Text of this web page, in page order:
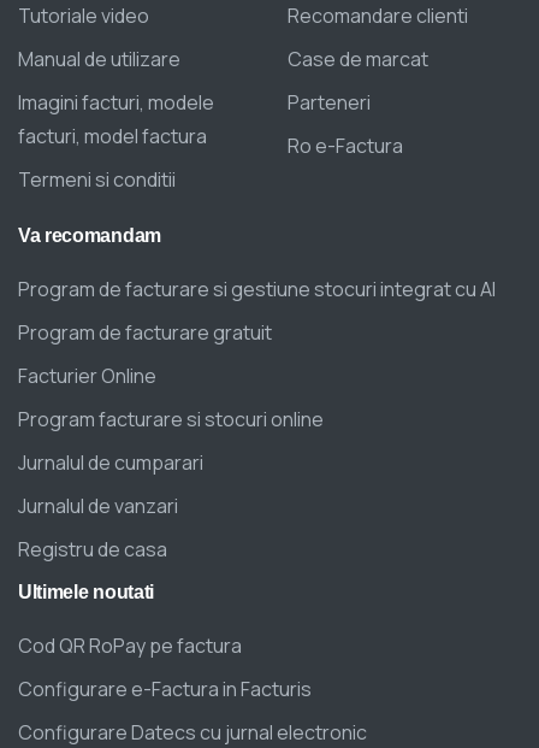
Tutoriale video
Manual de utilizare
Imagini facturi, modele
facturi, model factura
Termeni si conditii
Recomandare clienti
Case de marcat
Parteneri
Ro e-Factura
Va recomandam
Program de facturare si gestiune stocuri integrat cu AI
Program de facturare gratuit
Facturier Online
Program facturare si stocuri online
Jurnalul de cumparari
Jurnalul de vanzari
Registru de casa
Ultimele noutati
Cod QR RoPay pe factura
Configurare e-Factura in Facturis
Configurare Datecs cu jurnal electronic